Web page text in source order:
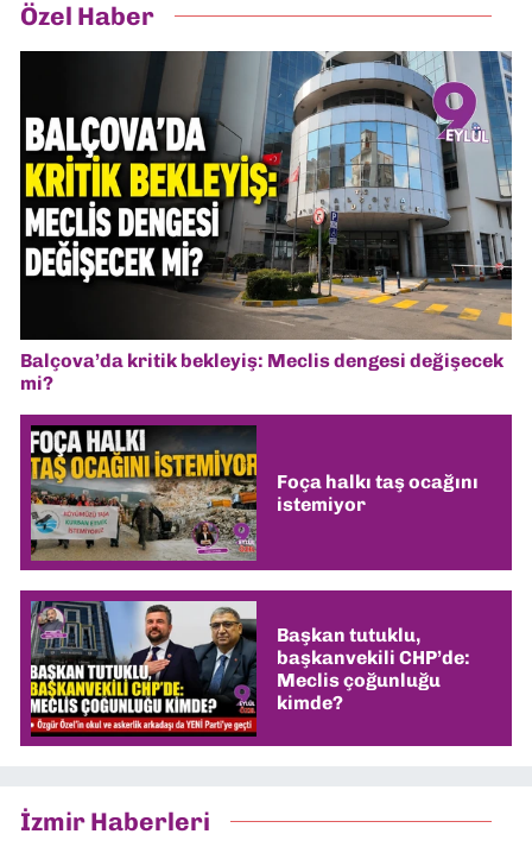
Özel Haber
Balçova’da kritik bekleyiş: Meclis dengesi değişecek
mi?
Foça halkı taş ocağını
istemiyor
Başkan tutuklu,
başkanvekili CHP’de:
Meclis çoğunluğu
kimde?
İzmir Haberleri